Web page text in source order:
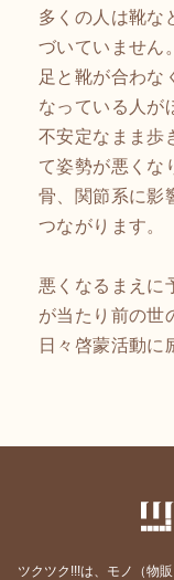
多くの人は靴な
づいていません。
足と靴が合わな
なっている人が
不安定なまま歩
て姿勢が悪くな
骨、関節系に影
つながります。
悪くなるまえに
が当たり前の世
日々啓蒙活動に
ツクツク!!!は、モノ（物